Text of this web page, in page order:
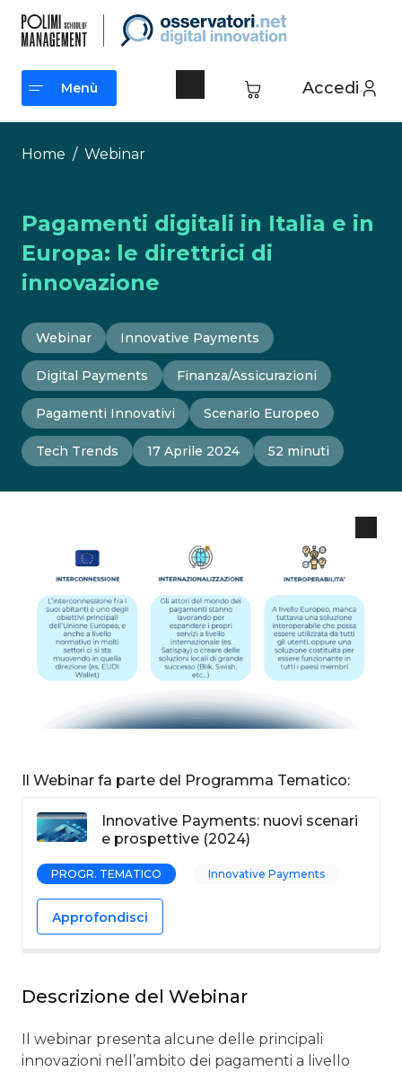
contenuto
Accedi
Menù
Menù
Home / Webinar
Pagamenti digitali in Italia e in
Europa: le direttrici di
innovazione
Webinar Innovative Payments
Digital Payments Finanza/Assicurazioni
Pagamenti Innovativi Scenario Europeo
Tech Trends 17 Aprile 2024 52 minuti
Il Webinar fa parte del Programma Tematico:
Innovative Payments: nuovi scenari
e prospettive (2024)
PROGR. TEMATICO Innovative Payments
Approfondisci
Descrizione del Webinar
Il webinar presenta alcune delle principali
innovazioni nell’ambito dei pagamenti a livello